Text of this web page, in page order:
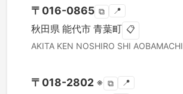
〒 016-0865 ⧉ 📍
秋田県 能代市 青葉町 📋
AKITA KEN NOSHIRO SHI AOBAMACHI
〒 018-2802 ※ ⧉ 📍